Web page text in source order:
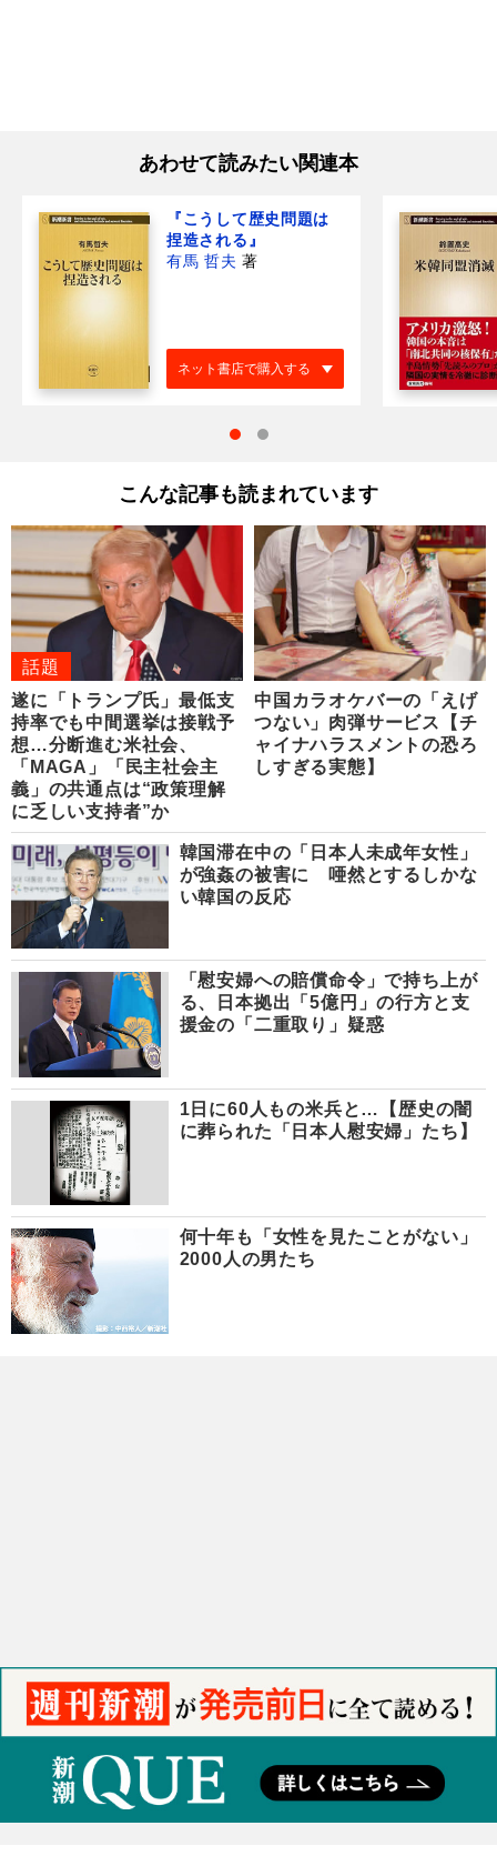
あわせて読みたい関連本
『こうして歴史問題は
捏造される』
有馬 哲夫 著
ネット書店で購入する
こんな記事も読まれています
話題
遂に「トランプ氏」最低支
持率でも中間選挙は接戦予
想…分断進む米社会、
「MAGA」「民主社会主
義」の共通点は“政策理解
に乏しい支持者”か
中国カラオケバーの「えげ
つない」肉弾サービス【チ
ャイナハラスメントの恐ろ
しすぎる実態】
韓国滞在中の「日本人未成年女性」
が強姦の被害に 唖然とするしかな
い韓国の反応
「慰安婦への賠償命令」で持ち上が
る、日本拠出「5億円」の行方と支
援金の「二重取り」疑惑
1日に60人もの米兵と…【歴史の闇
に葬られた「日本人慰安婦」たち】
何十年も「女性を見たことがない」
2000人の男たち